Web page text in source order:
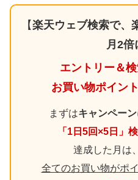
【楽天ウェブ検索で、
月2倍
エントリー＆
お買い物ポイン
まずはキャンペー
「1日5回×5日」
達成した月は
全てのお買い物がポ